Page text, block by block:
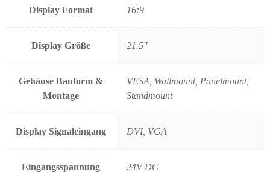
Display Format 16:9
Display Größe 21.5"
Gehäuse Bauform &
Montage
VESA, Wallmount, Panelmount,
Standmount
Display Signaleingang DVI, VGA
Eingangsspannung 24V DC